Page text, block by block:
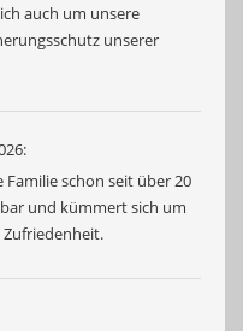
auch um unsere
unserer
schon seit über 20
und kümmert sich um
Zufriedenheit.